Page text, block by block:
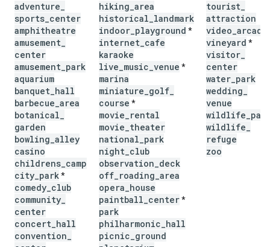
adventure
sports center
amphitheatre
amusement
center
amusement park
aquarium
banquet hall
barbecue area
botanical
garden
bowling alley
casino
childrens camp
city park*
comedy club
community
center
concert hall
convention
hiking area
historical landmark
indoor playground *
internet cafe
karaoke
live music venue *
marina
miniature golf
course *
movie rental
movie theater
national park
night club
observation deck
off roading area
opera house
paintball center*
park
philharmonic hall
picnic ground
tourist
attraction
video arcade
vineyard *
visitor
center
water park
wedding
venue
wildlife park
wildlife
refuge
zoo